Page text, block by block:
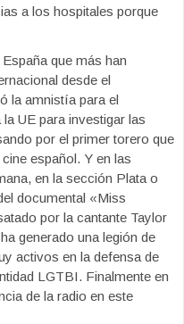
a los hospitales porque
que más han
desde el
la amnistía para el
UE para investigar las
por el primer torero que
español. Y en las
en la sección Plata o
documental «Miss
por la cantante Taylor
generado una legión de
activos en la defensa de
LGTBI. Finalmente en
de la radio en este